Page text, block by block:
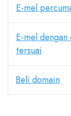
E-mel
E-mel dengan
tersuai
Beli domain